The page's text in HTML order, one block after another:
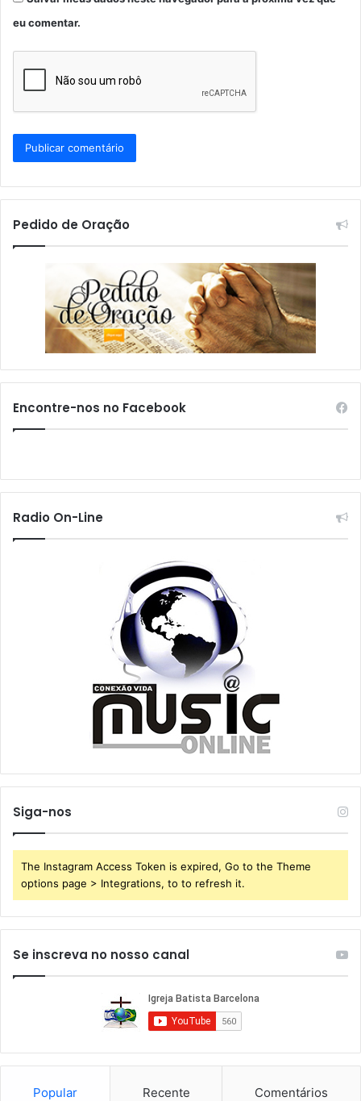
eu comentar.
Pedido de Oração
Encontre-nos no Facebook
Radio On-Line
Siga-nos
The Instagram Access Token is expired, Go to the Theme
options page > Integrations, to to refresh it.
Se inscreva no nosso canal
Popular Recente Comentários